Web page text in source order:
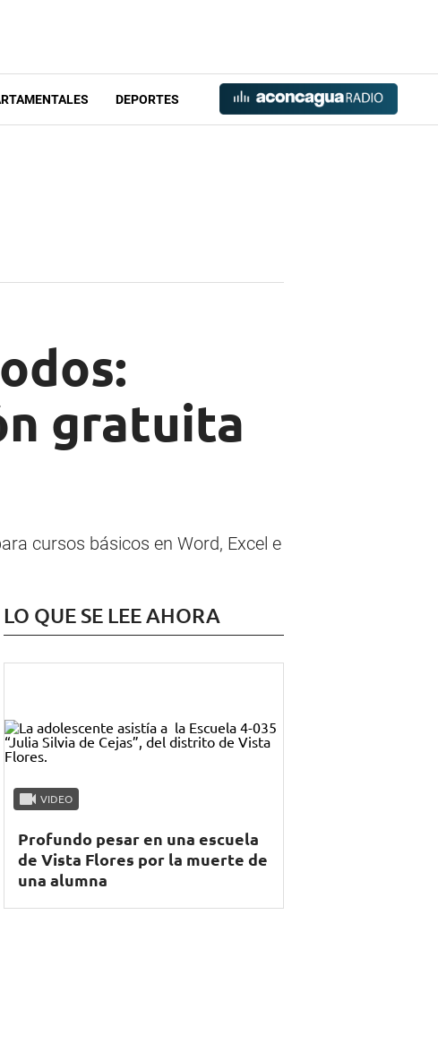
DEPORTES
gratuita
cursos básicos en Word, Excel e
LO QUE SE LEE AHORA
VIDEO
Profundo pesar en una escuela
de Vista Flores por la muerte de
una alumna